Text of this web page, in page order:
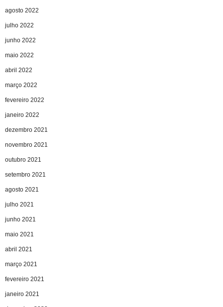
agosto 2022
julho 2022
junho 2022
maio 2022
abril 2022
março 2022
fevereiro 2022
janeiro 2022
dezembro 2021
novembro 2021
outubro 2021
setembro 2021
agosto 2021
julho 2021
junho 2021
maio 2021
abril 2021
março 2021
fevereiro 2021
janeiro 2021